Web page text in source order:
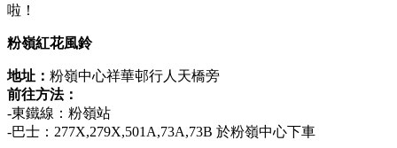
啦！
粉嶺紅花風鈴
地址： 粉嶺中心祥華邨行人天橋旁
前往方法：
-東鐵線：粉嶺站
-巴士：277X,279X,501A,73A,73B 於粉嶺中心下車